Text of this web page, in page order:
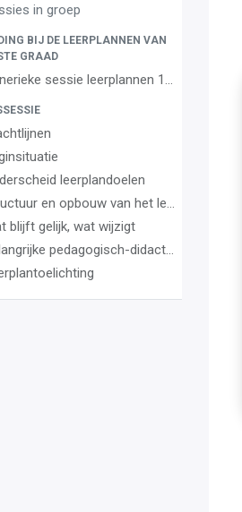
in groep
BIJ DE LEERPLANNEN VAN
GRAAD
sessie leerplannen 1ste graad
leerplandoelen
en opbouw van het leerplan
blijft gelijk, wat wijzigt
pedagogisch-didactische aandachtspunten